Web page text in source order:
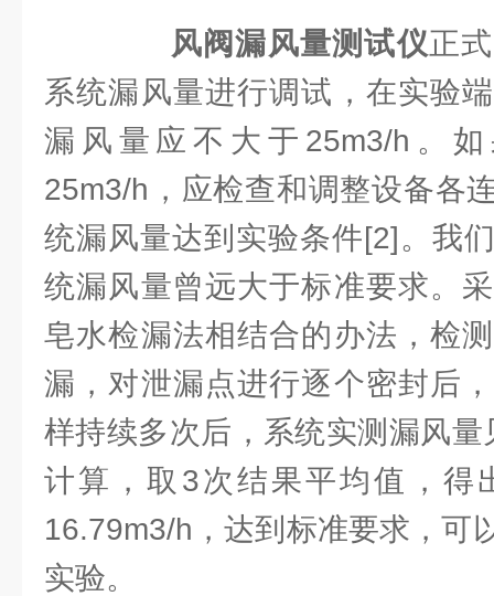
风阀漏风量测试仪正
系统漏风量进行调试，在实验
漏风量应不大于25m3/h。
25m3/h，应检查和调整设备各
统漏风量达到实验条件[2]。我
统漏风量曾远大于标准要求。
皂水检漏法相结合的办法，检
漏，对泄漏点进行逐个密封后
样持续多次后，系统实测漏风
计算，取3次结果平均值，得
16.79m3/h，达到标准要求，可
实验。